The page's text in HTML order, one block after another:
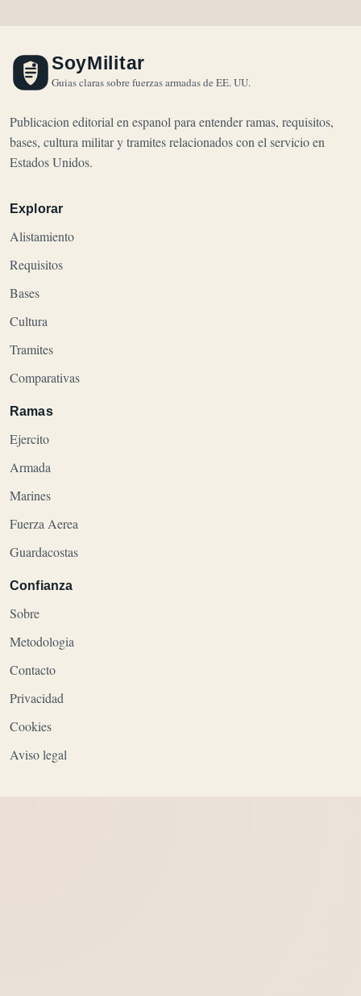
SoyMilitar
Guias claras sobre fuerzas armadas de EE. UU.
Publicacion editorial en espanol para entender ramas, requisitos,
bases, cultura militar y tramites relacionados con el servicio en
Estados Unidos.
Explorar
Alistamiento
Requisitos
Bases
Cultura
Tramites
Comparativas
Ramas
Ejercito
Armada
Marines
Fuerza Aerea
Guardacostas
Confianza
Sobre
Metodologia
Contacto
Privacidad
Cookies
Aviso legal